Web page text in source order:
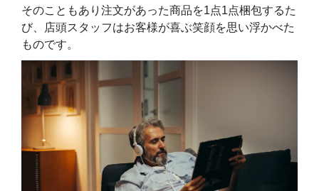
そのこともあり注文があった商品を1点1点梱包するた
び、店頭スタッフはお客様が喜ぶ笑顔を思い浮かべた
ものです。